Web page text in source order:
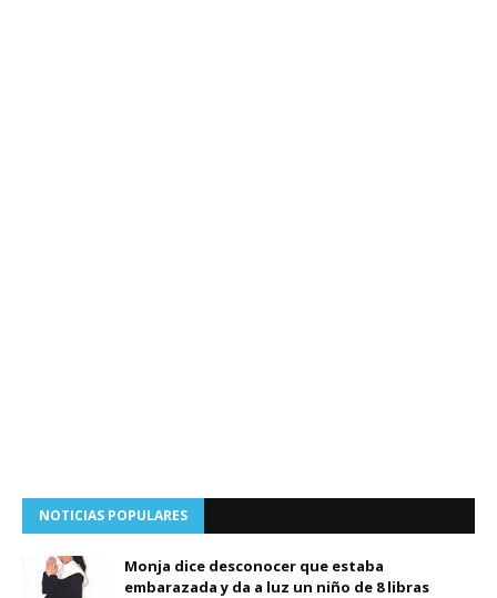
NOTICIAS POPULARES
Monja dice desconocer que estaba
embarazada y da a luz un niño de 8 libras